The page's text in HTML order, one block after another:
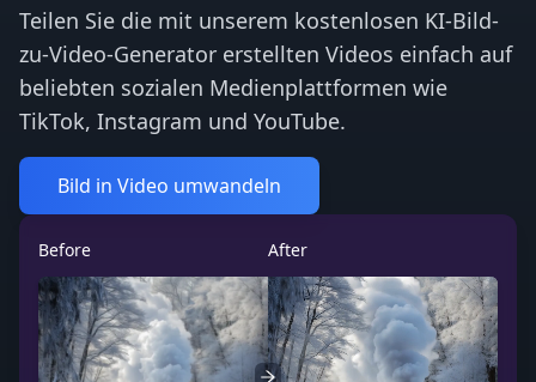
Teilen Sie die mit unserem kostenlosen KI-Bild-
zu-Video-Generator erstellten Videos einfach auf
beliebten sozialen Medienplattformen wie
TikTok, Instagram und YouTube.
Bild in Video umwandeln
Before After